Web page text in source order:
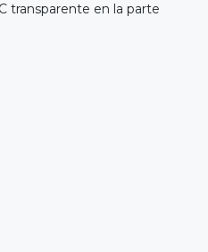
transparente en la parte